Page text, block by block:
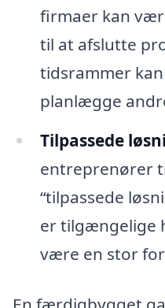
firmaer kan
til at afslutte
tidsrammer
planlægge
Tilpassede
entreprenører
“tilpassede
er tilgængelige
være en stor